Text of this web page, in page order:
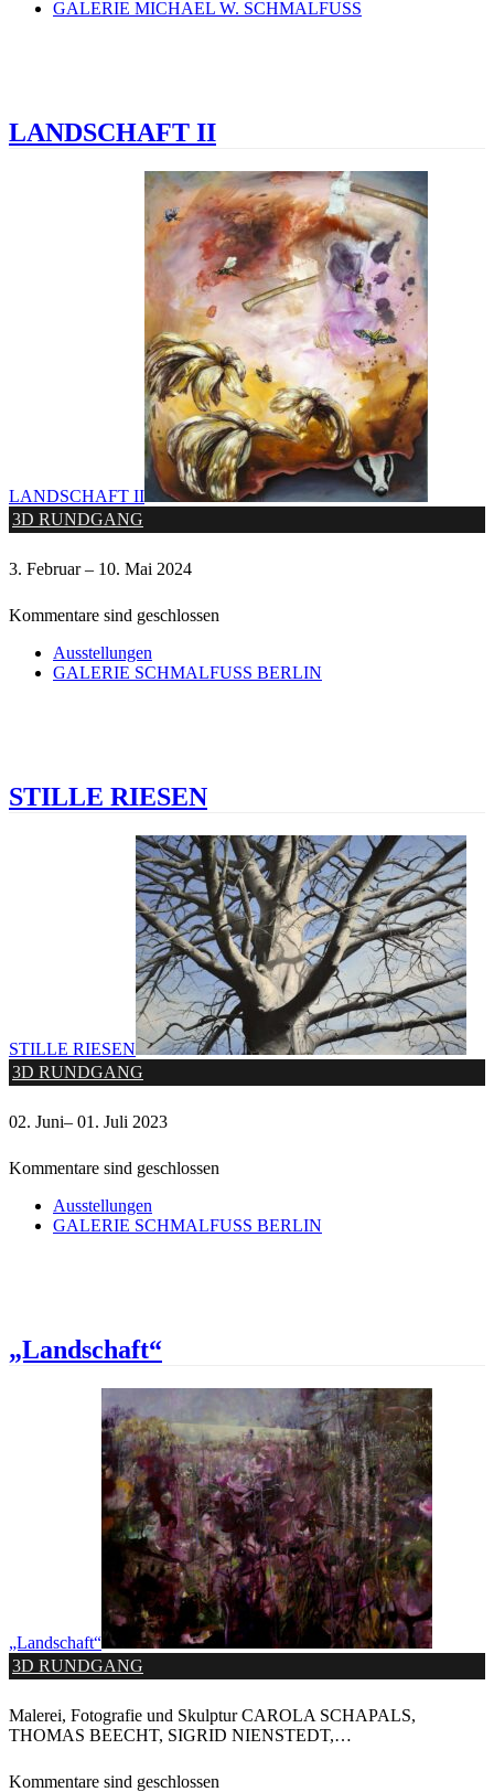
GALERIE MICHAEL W. SCHMALFUSS
LANDSCHAFT II
LANDSCHAFT II
3D RUNDGANG
3. Februar – 10. Mai 2024
Kommentare sind geschlossen
Ausstellungen
GALERIE SCHMALFUSS BERLIN
STILLE RIESEN
STILLE RIESEN
3D RUNDGANG
02. Juni– 01. Juli 2023
Kommentare sind geschlossen
Ausstellungen
GALERIE SCHMALFUSS BERLIN
„Landschaft“
„Landschaft“
3D RUNDGANG
Malerei, Fotografie und Skulptur CAROLA SCHAPALS,
THOMAS BEECHT, SIGRID NIENSTEDT,…
Kommentare sind geschlossen